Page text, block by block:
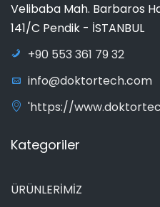
Velibaba Mah. Barbaros
141/C Pendik - İSTANBUL
+90 553 361 79 32
info@doktortech.com
'https://
Kategoriler
ÜRÜNLERİMİZ